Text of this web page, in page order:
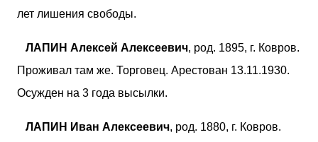
лет лишения свободы.
ЛАПИН Алексей Алексеевич, род. 1895, г. Ковров.
Проживал там же. Торговец. Арестован 13.11.1930.
Осужден на 3 года высылки.
ЛАПИН Иван Алексеевич, род. 1880, г. Ковров.